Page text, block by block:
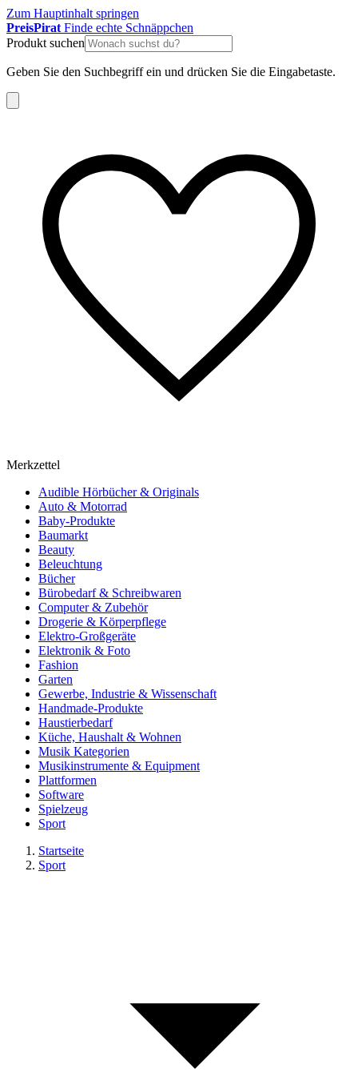
Zum Hauptinhalt springen
PreisPirat Finde echte Schnäppchen
Produkt suchen
Geben Sie den Suchbegriff ein und drücken Sie die Eingabetaste.
Merkzettel
Audible Hörbücher & Originals
Auto & Motorrad
Baby-Produkte
Baumarkt
Beauty
Beleuchtung
Bücher
Bürobedarf & Schreibwaren
Computer & Zubehör
Drogerie & Körperpflege
Elektro-Großgeräte
Elektronik & Foto
Fashion
Garten
Gewerbe, Industrie & Wissenschaft
Handmade-Produkte
Haustierbedarf
Küche, Haushalt & Wohnen
Musik Kategorien
Musikinstrumente & Equipment
Plattformen
Software
Spielzeug
Sport
Startseite
Sport